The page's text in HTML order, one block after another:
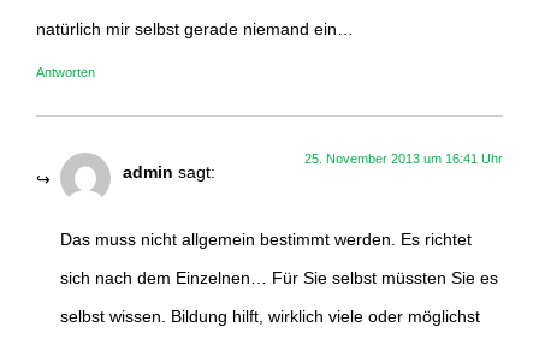
natürlich mir selbst gerade niemand ein…
Antworten
admin sagt:
25. November 2013 um 16:41 Uhr
Das muss nicht allgemein bestimmt werden. Es richtet
sich nach dem Einzelnen… Für Sie selbst müssten Sie es
selbst wissen. Bildung hilft, wirklich viele oder möglichst